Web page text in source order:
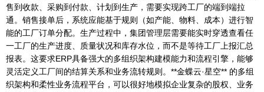
售到收款、采购到付款、计划到生产，需要实现跨工厂的端到端拉
通。销售接单后，系统应能基于规则（如产能、物料、成本）进行智
能的工厂订单分配。生产过程中，集团管理层需要能实时穿透查看任
一工厂的生产进度、质量状况和库存水位，而不是等待工厂上报汇总
报表。这要求ERP具备强大的多组织架构建模能力和流程引擎，能够
灵活定义工厂间的结算关系和业务流转规则。**金蝶云·星空** 的多组
织架构和柔性业务流程平台，可以很好地模拟企业复杂的股权、业务